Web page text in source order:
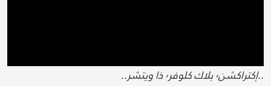
..إكتراكشن٬ بلاك كلوفر٬ ذا ويتشر..